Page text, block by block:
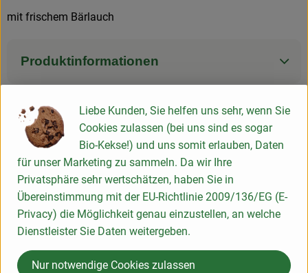
mit frischem Bärlauch
Produktinformationen
Zutaten
Nährwert-Info
Produktdatenblatt
Liebe Kunden, Sie helfen uns sehr, wenn Sie
Cookies zulassen (bei uns sind es sogar
Bio-Kekse!) und uns somit erlauben, Daten
für unser Marketing zu sammeln. Da wir Ihre
Privatsphäre sehr wertschätzen, haben Sie in
Übereinstimmung mit der EU-Richtlinie 2009/136/EG (E-
Privacy) die Möglichkeit genau einzustellen, an welche
Dienstleister Sie Daten weitergeben.
Nur notwendige Cookies zulassen